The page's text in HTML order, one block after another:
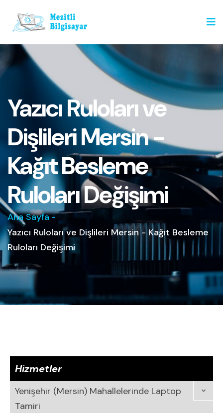
Yazıcı Ruloları ve
Dişlileri Mersin -
Kağıt Besleme
Ruloları Değişimi
Ana Sayfa-
Yazıcı Ruloları ve Dişlileri Mersin - Kağıt Besleme
Ruloları Değişimi
Hizmetler
Yenişehir (Mersin) Mahallelerinde Laptop
Tamiri